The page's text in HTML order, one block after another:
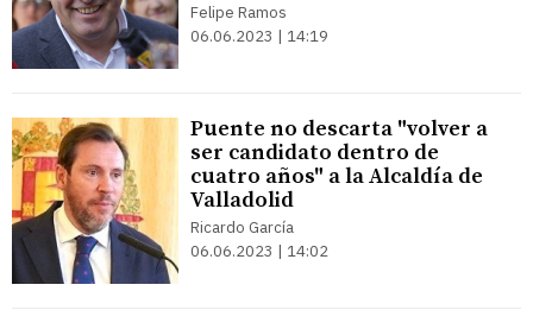
Felipe Ramos
06.06.2023 | 14:19
Puente no descarta "volver a
ser candidato dentro de
cuatro años" a la Alcaldía de
Valladolid
Ricardo García
06.06.2023 | 14:02